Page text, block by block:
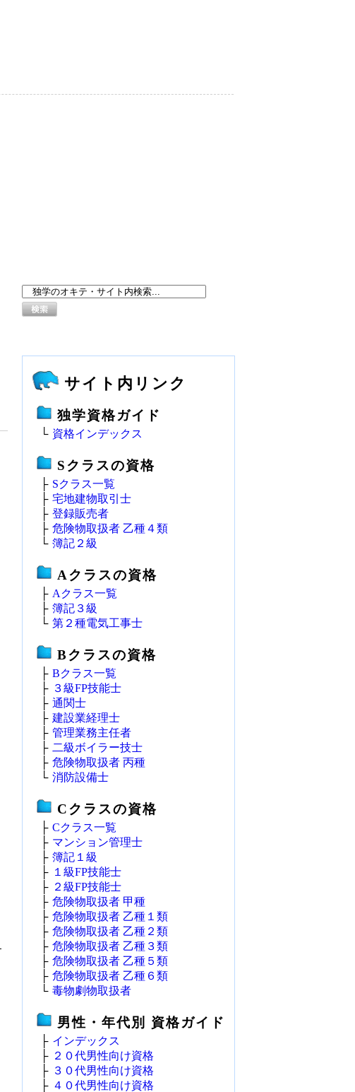
サイト内リンク
独学資格ガイド
└ 資格インデックス
Sクラスの資格
├ Sクラス一覧
├ 宅地建物取引士
├ 登録販売者
├ 危険物取扱者 乙種４類
└ 簿記２級
Aクラスの資格
├ Aクラス一覧
├ 簿記３級
└ 第２種電気工事士
Bクラスの資格
├ Bクラス一覧
├ ３級FP技能士
├ 通関士
├ 建設業経理士
├ 管理業務主任者
├ 二級ボイラー技士
├ 危険物取扱者 丙種
└ 消防設備士
Cクラスの資格
├ Cクラス一覧
├ マンション管理士
├ 簿記１級
├ １級FP技能士
├ ２級FP技能士
├ 危険物取扱者 甲種
├ 危険物取扱者 乙種１類
├ 危険物取扱者 乙種２類
├ 危険物取扱者 乙種３類
├ 危険物取扱者 乙種５類
├ 危険物取扱者 乙種６類
└ 毒物劇物取扱者
男性・年代別 資格ガイド
├ インデックス
├ ２０代男性向け資格
├ ３０代男性向け資格
├ ４０代男性向け資格